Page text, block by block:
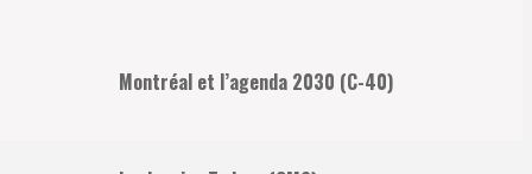
Montréal et l’agenda 2030 (C-40)